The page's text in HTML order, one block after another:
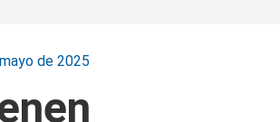
de 2025